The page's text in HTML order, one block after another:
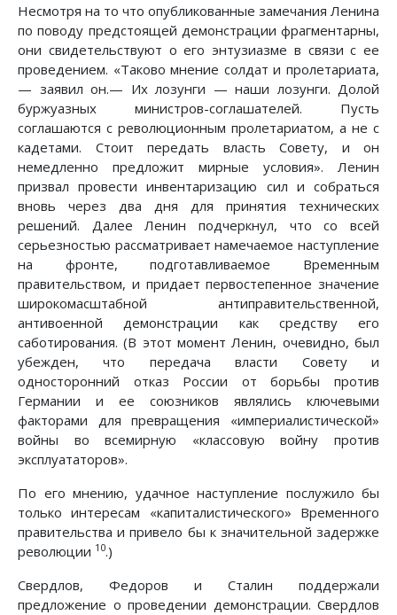
Несмотря на то что опубликованные замечания Ленина
по поводу предстоящей демонстрации фрагментарны,
они свидетельствуют о его энтузиазме в связи с ее
проведением. «Таково мнение солдат и пролетариата,
— заявил он.— Их лозунги — наши лозунги. Долой
буржуазных министров-соглашателей. Пусть
соглашаются с революционным пролетариатом, а не с
кадетами. Стоит передать власть Совету, и он
немедленно предложит мирные условия». Ленин
призвал провести инвентаризацию сил и собраться
вновь через два дня для принятия технических
решений. Далее Ленин подчеркнул, что со всей
серьезностью рассматривает намечаемое наступление
на фронте, подготавливаемое Временным
правительством, и придает первостепенное значение
широкомасштабной антиправительственной,
антивоенной демонстрации как средству его
саботирования. (В этот момент Ленин, очевидно, был
убежден, что передача власти Совету и
односторонний отказ России от борьбы против
Германии и ее союзников являлись ключевыми
факторами для превращения «империалистической»
войны во всемирную «классовую войну против
эксплуататоров».
По его мнению, удачное наступление послужило бы
только интересам «капиталистического» Временного
правительства и привело бы к значительной задержке
революции 10.)
Свердлов, Федоров и Сталин поддержали
предложение о проведении демонстрации. Свердлов